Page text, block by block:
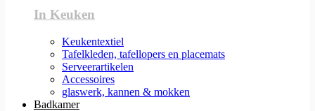
In Keuken
Keukentextiel
Tafelkleden, tafellopers en placemats
Serveerartikelen
Accessoires
glaswerk, kannen & mokken
Badkamer